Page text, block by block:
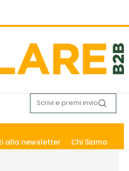
alla newsletter Chi Siamo